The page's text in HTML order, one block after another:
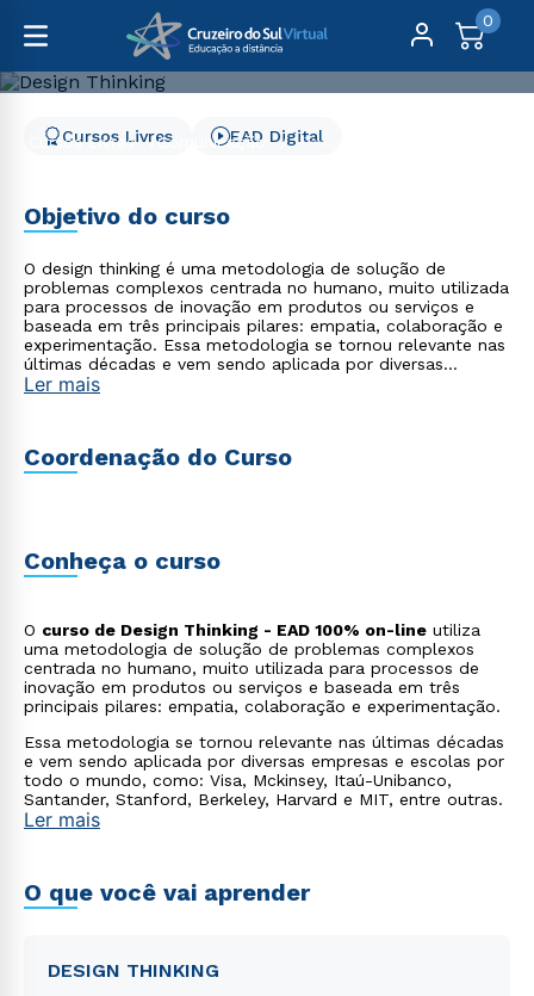
0
Cursos Livres Comunicação Design Thinking
Cursos Livres EAD Digital
Objetivo do curso
O design thinking é uma metodologia de solução de
problemas complexos centrada no humano, muito utilizada
para processos de inovação em produtos ou serviços e
baseada em três principais pilares: empatia, colaboração e
experimentação. Essa metodologia se tornou relevante nas
últimas décadas e vem sendo aplicada por diversas
empresas e escolas por todo o mundo, como: Visa,
Ler mais
Coordenação do Curso
Conheça o curso
O curso de Design Thinking - EAD 100% on-line utiliza
uma metodologia de solução de problemas complexos
centrada no humano, muito utilizada para processos de
inovação em produtos ou serviços e baseada em três
principais pilares: empatia, colaboração e experimentação.
Essa metodologia se tornou relevante nas últimas décadas
e vem sendo aplicada por diversas empresas e escolas por
todo o mundo, como: Visa, Mckinsey, Itaú-Unibanco,
Santander, Stanford, Berkeley, Harvard e MIT, entre outras.
Ler mais
O que você vai aprender
DESIGN THINKING